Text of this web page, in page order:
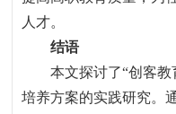
人才。
结语
本文探讨了“创客教
培养方案的实践研究。